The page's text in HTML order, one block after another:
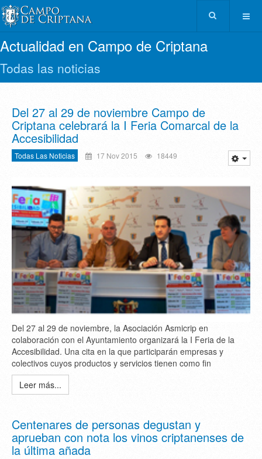
Actualidad en Campo de Criptana
Todas las noticias
Del 27 al 29 de noviembre Campo de
Criptana celebrará la I Feria Comarcal de la
Accesibilidad
Todas Las Noticias 17 Nov 2015 18449
Del 27 al 29 de noviembre, la Asociación Asmicrip en
colaboración con el Ayuntamiento organizará la I Feria de la
Accesibilidad. Una cita en la que participarán empresas y
colectivos cuyos productos y servicios tienen como fin
Leer más...
Centenares de personas degustan y
aprueban con nota los vinos criptanenses de
la última añada